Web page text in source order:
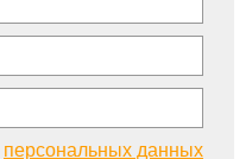
персональных данных